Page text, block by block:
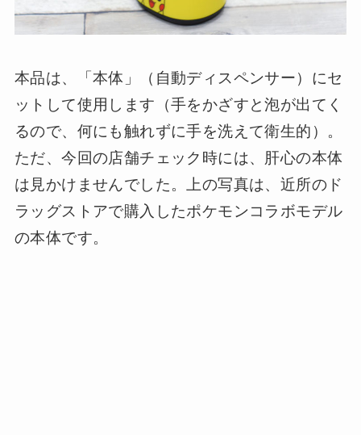
本品は、「本体」（自動ディスペンサー）にセ
ットして使用します（手をかざすと泡が出てく
るので、何にも触れずに手を洗えて衛生的）。
ただ、今回の店舗チェック時には、肝心の本体
は見かけませんでした。上の写真は、近所のド
ラッグストアで購入したポケモンコラボモデル
の本体です。